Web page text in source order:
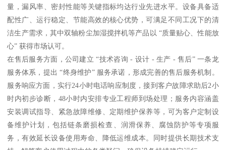
量，漏风率、密封性能等关键指标均达行业先进水平。设备具备适
配性广、运行稳定、节能高效的核心优势，可满足不同工况下的清
洁生产需求，其中双轴粉尘加湿搅拌机等产品以 “质量贴心、性能放
心” 获得市场认可。
在售后服务方面，公司建立 “技术咨询 - 设计 - 生产 - 售后” 一条龙
服务体系，提出 “终身维护” 服务承诺，形成完善的售后服务机制。
服务响应方面，实行24小时电话响应制度，接到客户故障求助后2小
时内初步诊断，48小时内安排专业工程师到场处理；服务内容涵盖
安装调试指导、紧急故障维修、定期维护保养等，可为客户定制设
备维护计划，包括链条磨损检查、润滑保养、腐蚀防护等专项服
务，有效延长设备使用寿命、降低运维成本。同时提供长期技术支